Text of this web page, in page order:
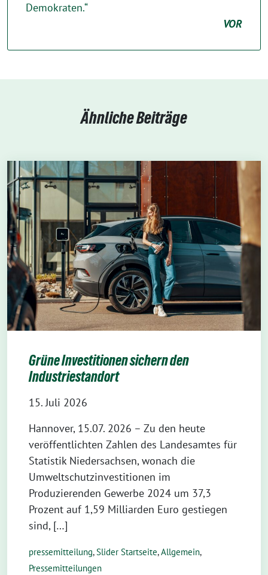
Demokraten.“
VOR
Ähnliche Beiträge
Grüne Investitionen sichern den
Industriestandort
15. Juli 2026
Hannover, 15.07. 2026 – Zu den heute
veröffentlichten Zahlen des Landesamtes für
Statistik Niedersachsen, wonach die
Umweltschutzinvestitionen im
Produzierenden Gewerbe 2024 um 37,3
Prozent auf 1,59 Milliarden Euro gestiegen
sind, […]
pressemitteilung,Slider Startseite,Allgemein,
Pressemitteilungen